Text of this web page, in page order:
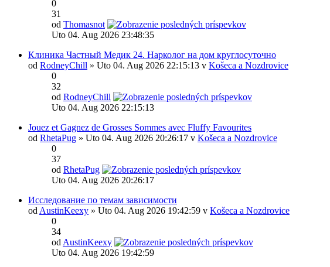
0
31
od Thomasnot
Uto 04. Aug 2026 23:48:35
Клиника Частный Медик 24. Нарколог на дом круглосуточно
od RodneyChill » Uto 04. Aug 2026 22:15:13 v Košeca a Nozdrovice
0
32
od RodneyChill
Uto 04. Aug 2026 22:15:13
Jouez et Gagnez de Grosses Sommes avec Fluffy Favourites
od RhetaPug » Uto 04. Aug 2026 20:26:17 v Košeca a Nozdrovice
0
37
od RhetaPug
Uto 04. Aug 2026 20:26:17
Исследование по темам зависимости
od AustinKeexy » Uto 04. Aug 2026 19:42:59 v Košeca a Nozdrovice
0
34
od AustinKeexy
Uto 04. Aug 2026 19:42:59